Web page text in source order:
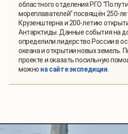
областного отделения РГО "По
мореплавателей" посвящён 250-
Крузенштерна и 200-летию
Антарктиды. Данные события на
определили лидерство России в
океана и открытии новых земель.
проекте и оказать посильную
можно на сайте экспедиции.